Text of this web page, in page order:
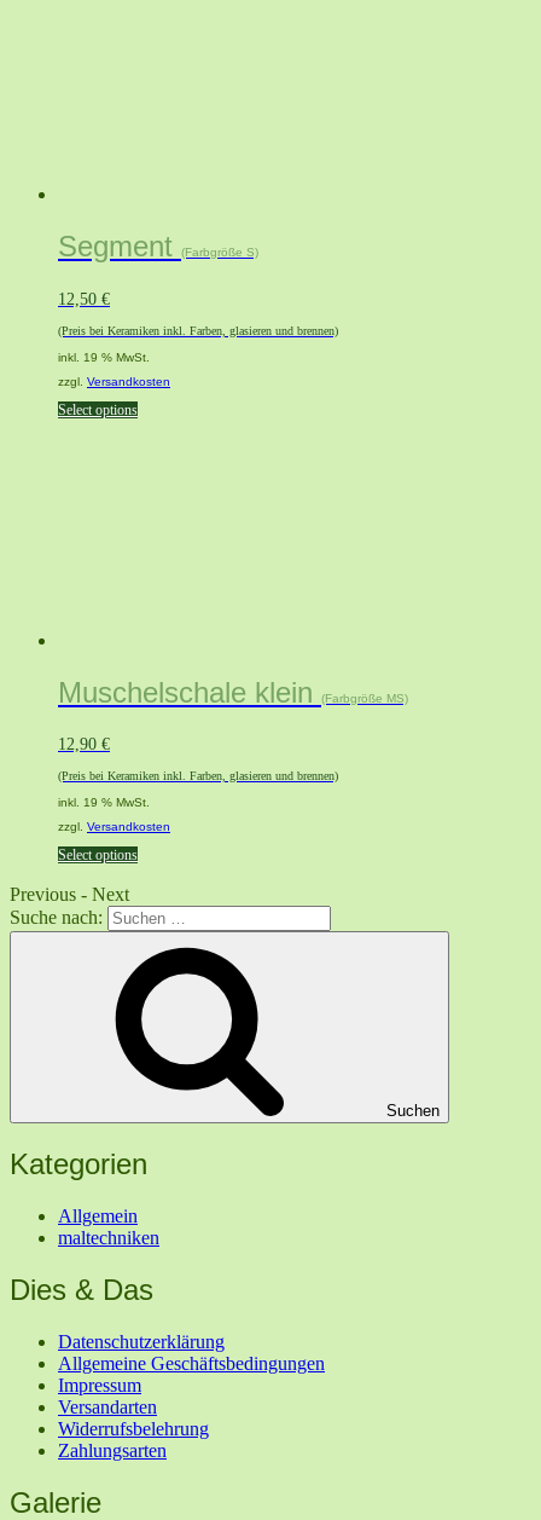
Segment (Farbgröße S)
12,50 €
(Preis bei Keramiken inkl. Farben, glasieren und brennen)
inkl. 19 % MwSt.
zzgl. Versandkosten
Select options
Muschelschale klein (Farbgröße MS)
12,90 €
(Preis bei Keramiken inkl. Farben, glasieren und brennen)
inkl. 19 % MwSt.
zzgl. Versandkosten
Select options
Previous - Next
Suche nach:
Suchen
Kategorien
Allgemein
maltechniken
Dies & Das
Datenschutzerklärung
Allgemeine Geschäftsbedingungen
Impressum
Versandarten
Widerrufsbelehrung
Zahlungsarten
Galerie